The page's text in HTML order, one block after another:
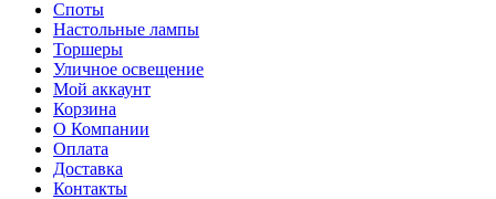
Споты
Настольные лампы
Торшеры
Уличное освещение
Мой аккаунт
Корзина
О Компании
Оплата
Доставка
Контакты